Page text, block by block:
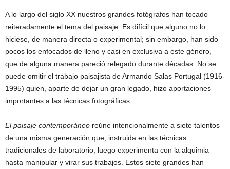
A lo largo del siglo XX nuestros grandes fotógrafos han tocado
reiteradamente el tema del paisaje. Es difícil que alguno no lo
hiciese, de manera directa o experimental; sin embargo, han sido
pocos los enfocados de lleno y casi en exclusiva a este género,
que de alguna manera pareció relegado durante décadas. No se
puede omitir el trabajo paisajista de Armando Salas Portugal (1916-
1995) quien, aparte de dejar un gran legado, hizo aportaciones
importantes a las técnicas fotográficas.
El paisaje contemporáneo reúne intencionalmente a siete talentos
de una misma generación que, instruida en las técnicas
tradicionales de laboratorio, luego experimenta con la alquimia
hasta manipular y virar sus trabajos. Estos siete grandes han